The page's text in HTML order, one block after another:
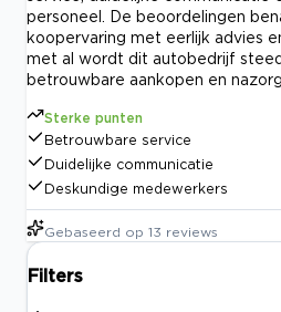
personeel. De beoordelingen
koopervaring met eerlijk advies
met al wordt dit autobedrijf
betrouwbare aankopen en nazorg.
Sterke punten
Betrouwbare service
Duidelijke communicatie
Deskundige medewerkers
Gebaseerd op 13 reviews
Filters